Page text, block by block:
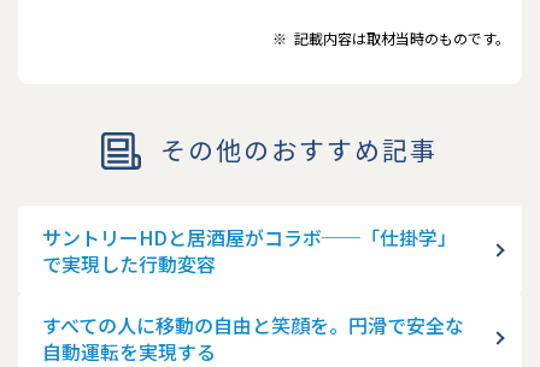
※ 記載内容は取材当時のものです。
その他のおすすめ記事
サントリーHDと居酒屋がコラボ──「仕掛学」
で実現した行動変容
すべての人に移動の自由と笑顔を。円滑で安全な
自動運転を実現する